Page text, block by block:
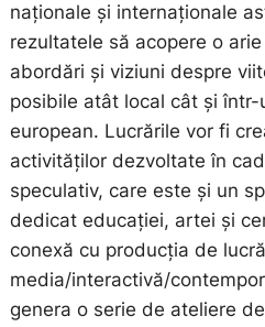
naționale și internaționale
rezultatele să acopere o
abordări și viziuni despre
posibile atât local cât și
european. Lucrările vor fi
activităților dezvoltate în
speculativ, care este și un
dedicat educației, artei și
conexă cu producția de
media/interactivă/
genera o serie de ateliere